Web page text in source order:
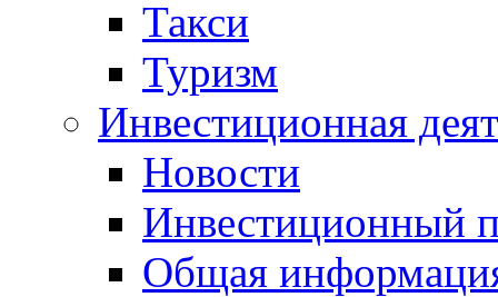
Такси
Туризм
Инвестиционная
Новости
Инвестиционный
Общая